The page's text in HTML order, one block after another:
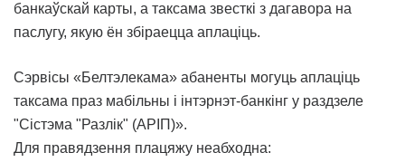
банкаўскай карты, а таксама звесткі з дагавора на
паслугу, якую ён збіраецца аплаціць.
Сэрвісы «Белтэлекама» абаненты могуць аплаціць
таксама праз мабільны і інтэрнэт-банкінг у раздзеле
"Сістэма "Разлік" (АРІП)».
Для правядзення плацяжу неабходна: